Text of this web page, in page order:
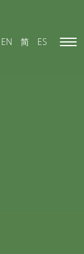
EN 简 ES